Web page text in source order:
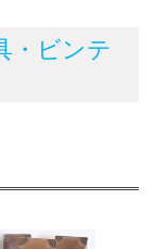
・ビンテ